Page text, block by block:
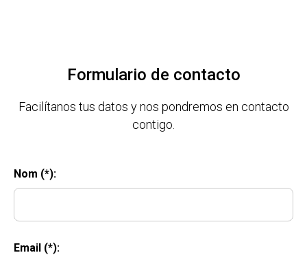
Formulario de contacto
Facilítanos tus datos y nos pondremos en contacto
contigo.
Nom (*):
Email (*):